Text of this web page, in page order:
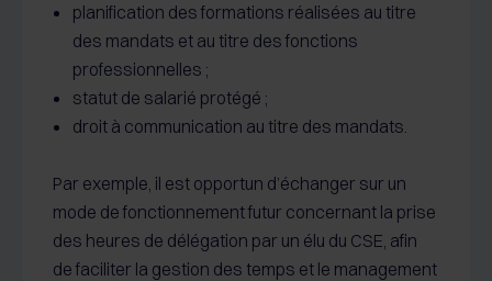
planification des formations réalisées au titre
des mandats et au titre des fonctions
professionnelles ;
statut de salarié protégé ;
droit à communication au titre des mandats.
Par exemple, il est opportun d’échanger sur un
mode de fonctionnement futur concernant la prise
des heures de délégation par un élu du CSE, afin
de faciliter la gestion des temps et le management